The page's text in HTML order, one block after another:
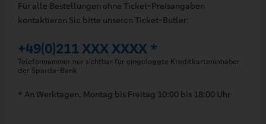
Für alle Bestellungen ohne Ticket-Preisangaben
kontaktieren Sie bitte unseren Ticket-Butler:
+49(0)211 XXX XXXX *
Telefonnummer nur sichtbar für eingeloggte Kreditkarteninhaber
der Sparda-Bank
* An Werktagen, Montag bis Freitag 10:00 bis 18:00 Uhr